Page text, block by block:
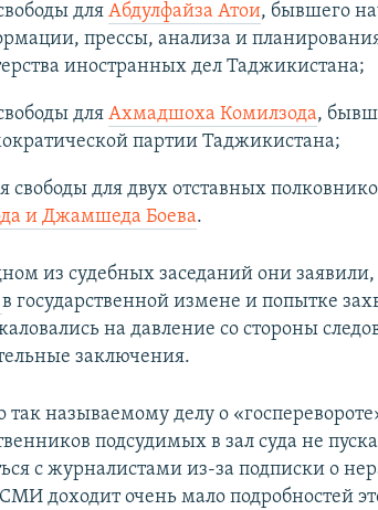
для Абдулфайза Атои, бывшего
прессы, анализа и
иностранных дел Таджикистана;
для Ахмадшоха Комилзода,
партии Таджикистана;
свободы для двух отставных
и Джамшеда Боева.
из судебных заседаний они
в государственной измене и попытке
на давление со стороны
заключения.
так называемому делу о
подсудимых в зал суда не
с журналистами из-за подписки о
доходит очень мало подробностей